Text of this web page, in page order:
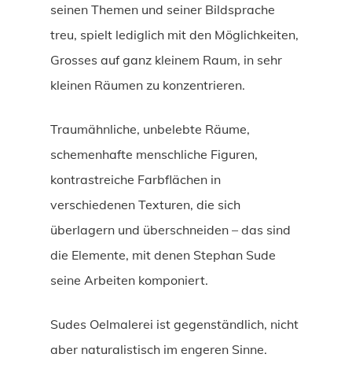
seinen Themen und seiner Bildsprache
treu, spielt lediglich mit den Möglichkeiten,
Grosses auf ganz kleinem Raum, in sehr
kleinen Räumen zu konzentrieren.
Traumähnliche, unbelebte Räume,
schemenhafte menschliche Figuren,
kontrastreiche Farbflächen in
verschiedenen Texturen, die sich
überlagern und überschneiden – das sind
die Elemente, mit denen Stephan Sude
seine Arbeiten komponiert.
Sudes Oelmalerei ist gegenständlich, nicht
aber naturalistisch im engeren Sinne.